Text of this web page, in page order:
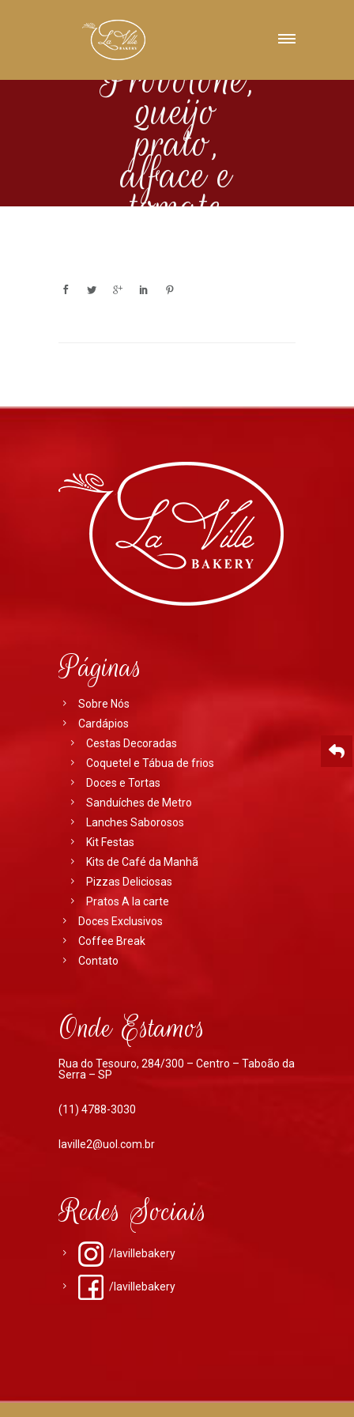
Provolone,
queijo
prato,
alface e
tomate
Páginas
Sobre Nós
Cardápios
Cestas Decoradas
Coquetel e Tábua de frios
Doces e Tortas
Sanduíches de Metro
Lanches Saborosos
Kit Festas
Kits de Café da Manhã
Pizzas Deliciosas
Pratos A la carte
Doces Exclusivos
Coffee Break
Contato
Onde Estamos
Rua do Tesouro, 284/300 – Centro – Taboão da
Serra – SP
(11) 4788-3030
laville2@uol.com.br
Redes Sociais
/lavillebakery
/lavillebakery